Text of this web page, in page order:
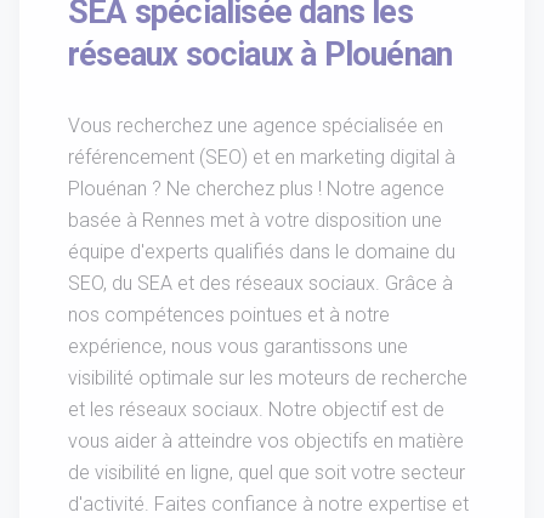
SEA spécialisée dans les
réseaux sociaux à Plouénan
Vous recherchez une agence spécialisée en
référencement (SEO) et en marketing digital à
Plouénan ? Ne cherchez plus ! Notre agence
basée à Rennes met à votre disposition une
équipe d'experts qualifiés dans le domaine du
SEO, du SEA et des réseaux sociaux. Grâce à
nos compétences pointues et à notre
expérience, nous vous garantissons une
visibilité optimale sur les moteurs de recherche
et les réseaux sociaux. Notre objectif est de
vous aider à atteindre vos objectifs en matière
de visibilité en ligne, quel que soit votre secteur
d'activité. Faites confiance à notre expertise et